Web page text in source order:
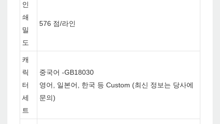
인
쇄
밀
도
576 점/라인
캐
릭
터
세
트
중국어 -GB18030
영어, 일본어, 한국 등 Custom (최신 정보는 당사에
문의)